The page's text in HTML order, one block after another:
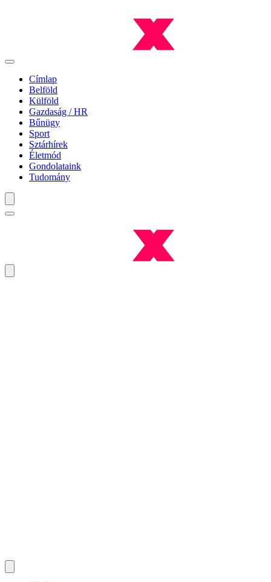
Címlap
Belföld
Külföld
Gazdaság / HR
Bűnügy
Sport
Sztárhírek
Életmód
Gondolataink
Tudomány